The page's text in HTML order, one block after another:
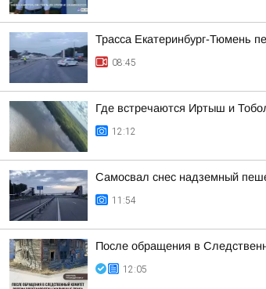
Трасса Екатеринбург-Тюмень
08:45
Где встречаются Иртыш и
12:12
Самосвал снес надземный
11:54
После обращения в
12:05